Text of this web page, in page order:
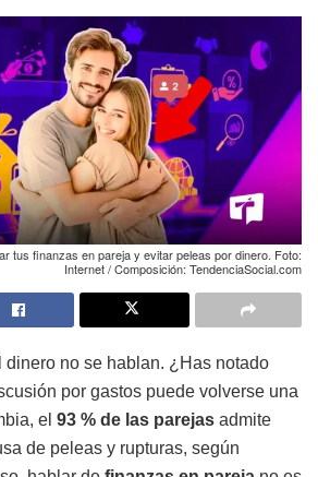
tus finanzas en pareja y evitar peleas por dinero. Foto:
Internet / Composición: TendenciaSocial.com
dinero no se hablan. ¿Has notado
por gastos puede volverse una
el 93 % de las parejas admite
de peleas y rupturas, según